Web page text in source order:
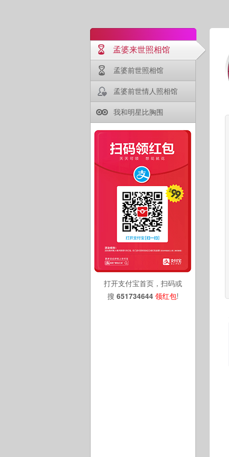
孟婆来世照相馆
孟婆前世照相馆
孟婆前世情人照相馆
我和明星比胸围
打开支付宝首页，扫码或
搜 651734644 领红包!